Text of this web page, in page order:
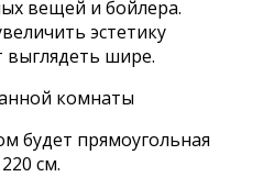
вещей и бойлера.
эстетику
шире.
будет прямоугольная
см.